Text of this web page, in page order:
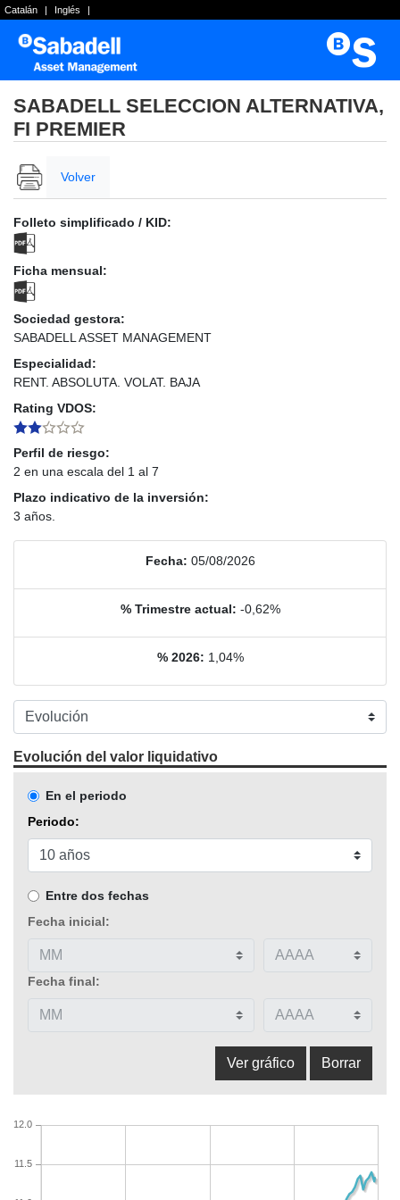
Catalán | Inglés |
SABADELL SELECCION ALTERNATIVA,
FI PREMIER
Volver
Folleto simplificado / KID:
Ficha mensual:
Sociedad gestora:
SABADELL ASSET MANAGEMENT
Especialidad:
RENT. ABSOLUTA. VOLAT. BAJA
Rating VDOS:
Perfil de riesgo:
2 en una escala del 1 al 7
Plazo indicativo de la inversión:
3 años.
Fecha: 05/08/2026
% Trimestre actual: -0,62%
% 2026: 1,04%
Evolución del valor liquidativo
En el periodo
Periodo:
Entre dos fechas
Fecha inicial:
Fecha final:
11.5
12.0